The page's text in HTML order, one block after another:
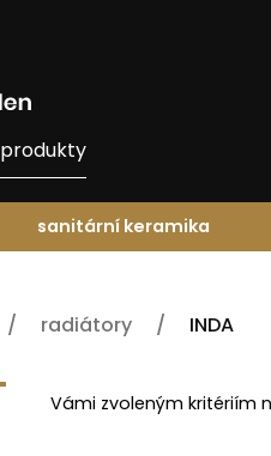
produkty
sanitární keramika
radiátory INDA
Vámi zvoleným kritériím